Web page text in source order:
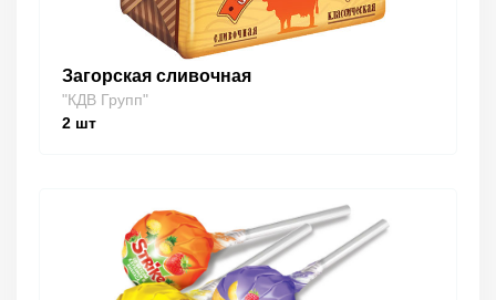
Загорская сливочная
"КДВ Групп"
2 шт